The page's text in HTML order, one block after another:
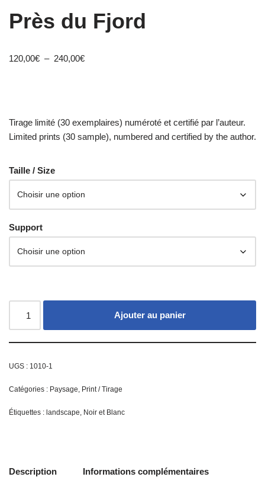
Près du Fjord
120,00€ – 240,00€
Tirage limité (30 exemplaires) numéroté et certifié par l’auteur.
Limited prints (30 sample), numbered and certified by the author.
Taille / Size
Support
Ajouter au panier
UGS : 1010-1
Catégories : Paysage, Print / Tirage
Étiquettes : landscape, Noir et Blanc
Description Informations complémentaires